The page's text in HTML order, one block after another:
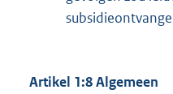
Artikel 1:8 Algemeen